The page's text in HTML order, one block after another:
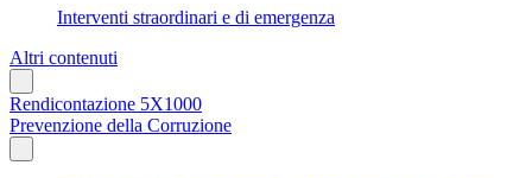
Interventi straordinari e di emergenza
Altri contenuti
Rendicontazione 5X1000
Prevenzione della Corruzione